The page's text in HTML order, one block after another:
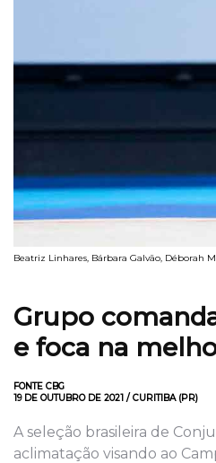
Beatriz Linhares, Bárbara Galvão, Déborah
Grupo
e foca na
FONTE CBG
19 DE OUTUBRO DE 2021 / CURITIBA (PR)
A seleção brasileira de
aclimatação visando ao